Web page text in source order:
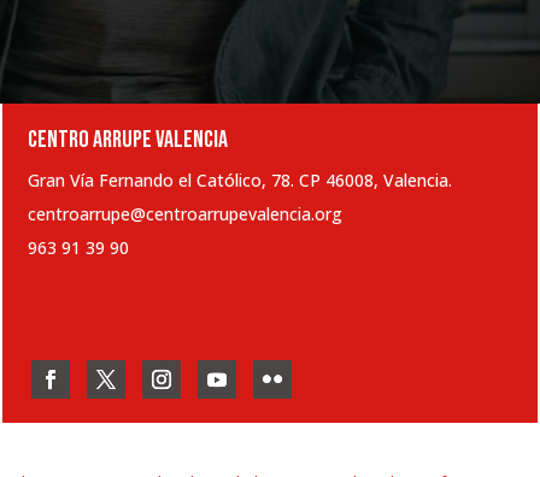
CENTRO ARRUPE VALENCIA
Gran Vía Fernando el Católico, 78. CP 46008, Valencia.
centroarrupe@centroarrupevalencia.org
963 91 39 90